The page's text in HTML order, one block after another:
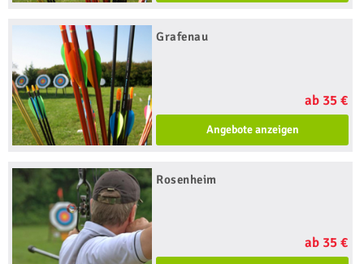
Grafenau
ab 35 €
Angebote anzeigen
Rosenheim
ab 35 €